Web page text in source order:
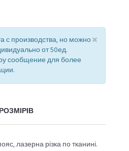
×
с производства, но можно
от 50ед.
сообщение для более
лазерна різка по тканині.